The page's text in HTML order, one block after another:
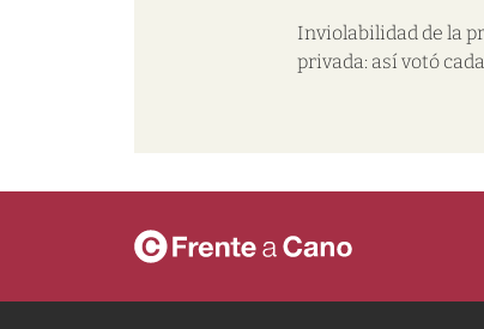
Inviolabilidad de la
privada: así votó